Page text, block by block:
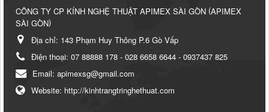
CÔNG TY CP KÍNH NGHỆ THUẬT APIMEX SÀI GÒN (APIMEX
SÀI GÒN)
Địa chỉ: 143 Phạm Huy Thông P.6 Gò Vấp
Điện thoại: 07 88888 178 - 028 6658 6644 - 0937437 825
Email: apimexsg@gmail.com
Website: http://kinhtrangtringhethuat.com